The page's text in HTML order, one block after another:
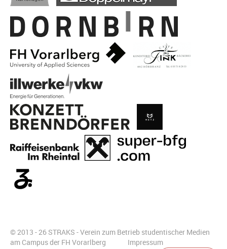
© 2013 - 26 STRAKS - Verein zum Betrieb studentischer Medien
am Campus der FH Vorarlberg
Impressum